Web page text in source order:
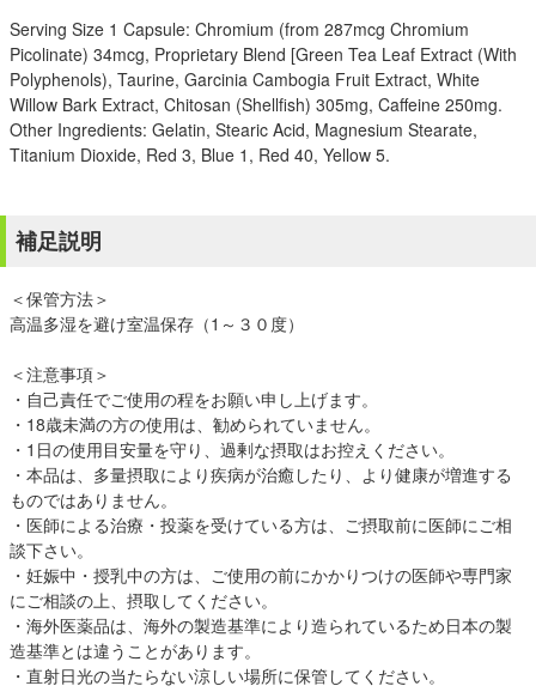
Serving Size 1 Capsule: Chromium (from 287mcg Chromium
Picolinate) 34mcg, Proprietary Blend [Green Tea Leaf Extract (With
Polyphenols), Taurine, Garcinia Cambogia Fruit Extract, White
Willow Bark Extract, Chitosan (Shellfish) 305mg, Caffeine 250mg.
Other Ingredients: Gelatin, Stearic Acid, Magnesium Stearate,
Titanium Dioxide, Red 3, Blue 1, Red 40, Yellow 5.
補足説明
＜保管方法＞
高温多湿を避け室温保存（1～３０度）
＜注意事項＞
・自己責任でご使用の程をお願い申し上げます。
・18歳未満の方の使用は、勧められていません。
・1日の使用目安量を守り、過剰な摂取はお控えください。
・本品は、多量摂取により疾病が治癒したり、より健康が増進する
ものではありません。
・医師による治療・投薬を受けている方は、ご摂取前に医師にご相
談下さい。
・妊娠中・授乳中の方は、ご使用の前にかかりつけの医師や専門家
にご相談の上、摂取してください。
・海外医薬品は、海外の製造基準により造られているため日本の製
造基準とは違うことがあります。
・直射日光の当たらない涼しい場所に保管してください。